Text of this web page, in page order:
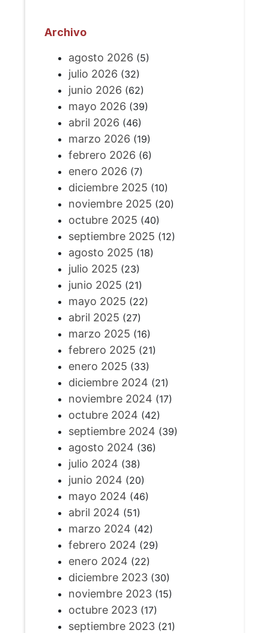
Archivo
agosto 2026 (5)
julio 2026 (32)
junio 2026 (62)
mayo 2026 (39)
abril 2026 (46)
marzo 2026 (19)
febrero 2026 (6)
enero 2026 (7)
diciembre 2025 (10)
noviembre 2025 (20)
octubre 2025 (40)
septiembre 2025 (12)
agosto 2025 (18)
julio 2025 (23)
junio 2025 (21)
mayo 2025 (22)
abril 2025 (27)
marzo 2025 (16)
febrero 2025 (21)
enero 2025 (33)
diciembre 2024 (21)
noviembre 2024 (17)
octubre 2024 (42)
septiembre 2024 (39)
agosto 2024 (36)
julio 2024 (38)
junio 2024 (20)
mayo 2024 (46)
abril 2024 (51)
marzo 2024 (42)
febrero 2024 (29)
enero 2024 (22)
diciembre 2023(30)
noviembre 2023(15)
octubre 2023(17)
septiembre 2023(21)